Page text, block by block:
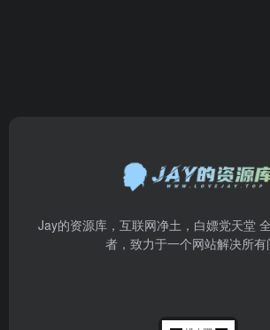
Jay的资源库，互联网净土，白嫖党天堂
者，致力于一个网站解决所有